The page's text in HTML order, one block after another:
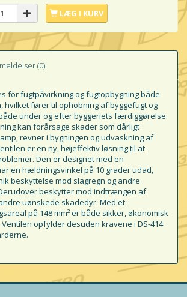
LÆG I KURV
(0)
for fugtpåvirkning og fugtopbygning både
hvilket fører til ophobning af byggefugt og
under og efter byggeriets færdiggørelse.
kan forårsage skader som dårligt
revner i bygningen og udvaskning af
er en ny, højeffektiv løsning til at
Den er designet med en
en hældningsvinkel på 10 grader udad,
beskyttelse mod slagregn og andre
beskytter mod indtrængen af
uønskede skadedyr. Med et
på 148 mm² er både sikker, økonomisk
opfylder desuden kravene i DS-414